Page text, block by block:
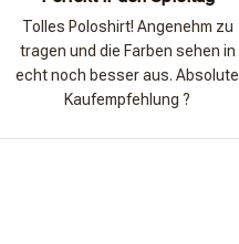
Tolles Poloshirt! Angenehm zu
tragen und die Farben sehen in
echt noch besser aus. Absolute
Kaufempfehlung ?